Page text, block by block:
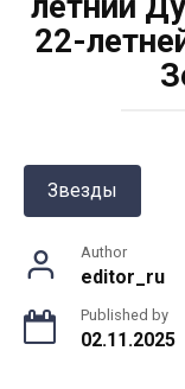
22-
Звезды
Author
editor_ru
Published by
02.11.2025